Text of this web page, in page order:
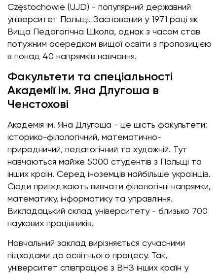
Częstochowie (UJD) - популярний державний
університет Польщі. Заснований у 1971 році як
Вища Педагогічна Школа, однак з часом став
потужним осередком вищої освіти з пропозицією
в понад 40 напрямків навчання.
Факультети та спеціальності
Академії ім. Яна Длугоша в
Ченстохові
Академія ім. Яна Длугоша - це шість факультети:
історико-філологічний, математично-
природничий, педагогічний та художній. Тут
навчаються майже 5000 студентів з Польщі та
інших країн. Серед іноземців найбільше українців.
Сюди приїжджають вивчати філологічні напрямки,
математику, інформатику та управління.
Викладацький склад університету - близько 700
наукових працівників.
Навчальний заклад вирізняється сучасними
підходами до освітнього процесу. Так,
університет співпрацює з ВНЗ інших країн у